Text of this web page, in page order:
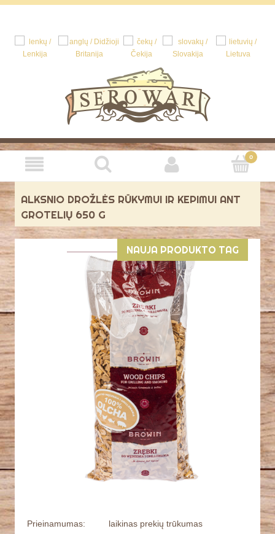
ALKSNIO DROŽLĖS RŪKYMUI IR KEPIMUI ANT
GROTELIŲ 650 G
NAUJA PRODUKTO TAG
Prieinamumas: laikinas prekių trūkumas